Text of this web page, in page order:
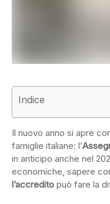
Indice
Il nuovo anno si apre
famiglie italiane: l’
in anticipo anche nel
economiche, sapere
l’accredito può fare la